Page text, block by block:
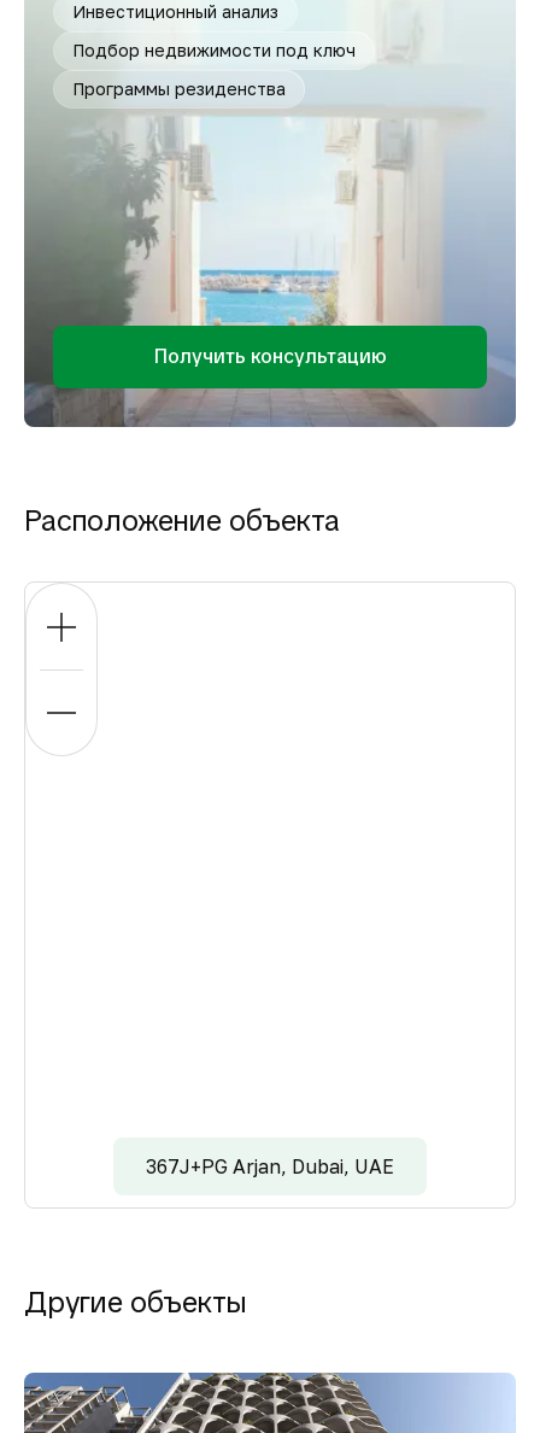
Инвестиционный анализ
Подбор недвижимости под ключ
Программы резиденства
Получить консультацию
Расположение объекта
367J+PG Arjan, Dubai, UAE
Другие объекты